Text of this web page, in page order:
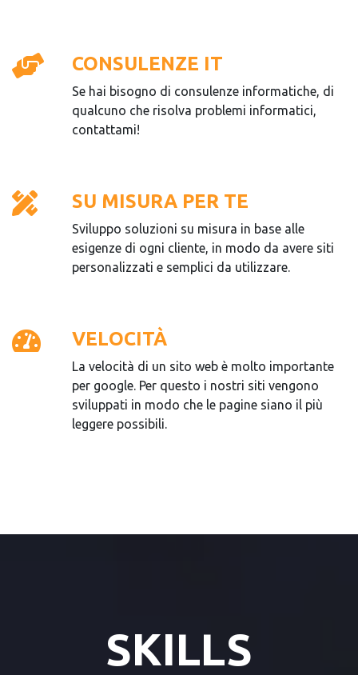
CONSULENZE IT
Se hai bisogno di consulenze informatiche, di
qualcuno che risolva problemi informatici,
contattami!
SU MISURA PER TE
Sviluppo soluzioni su misura in base alle
esigenze di ogni cliente, in modo da avere siti
personalizzati e semplici da utilizzare.
VELOCITÀ
La velocità di un sito web è molto importante
per google. Per questo i nostri siti vengono
sviluppati in modo che le pagine siano il più
leggere possibili.
SKILLS